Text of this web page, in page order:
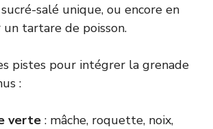
salé unique, ou encore en
tartare de poisson.
pistes pour intégrer la grenade
:
verte : mâche, roquette, noix,